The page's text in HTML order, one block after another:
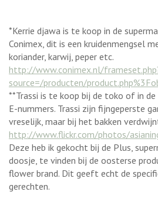
*Kerrie djawa is te koop in de
Conimex, dit is een kruidenmengsel
koriander, karwij, peper etc.
http://www.conimex.nl/
source=/producten/
**Trassi is te koop bij de toko of in
E-nummers. Trassi zijn fijngeperste
vreselijk, maar bij het bakken
http://www.flickr.com/photos/
Deze heb ik gekocht bij de Plus,
doosje, te vinden bij de oosterse
flower brand. Dit geeft echt de
gerechten.